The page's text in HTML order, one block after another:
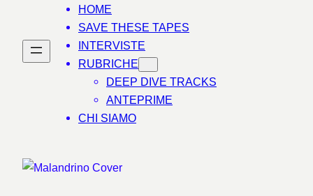
HOME
SAVE THESE TAPES
INTERVISTE
RUBRICHE
DEEP DIVE TRACKS
ANTEPRIME
CHI SIAMO